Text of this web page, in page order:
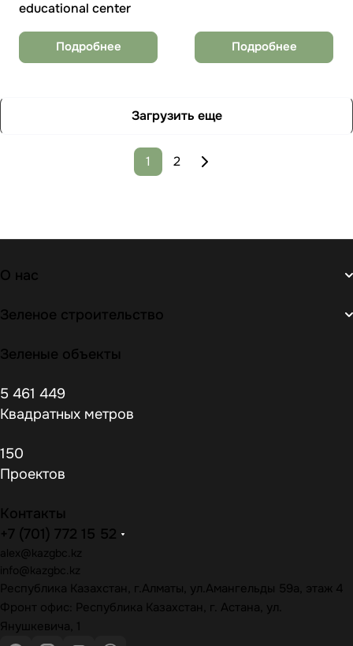
educational center
Подробнее Подробнее
Загрузить еще
1 2
О нас
Зеленое строительство
Зеленые объекты
5 461 449
Квадратных метров
150
Проектов
Контакты
+7 (701) 772 15 52
alex@kazgbc.kz
info@kazgbc.kz
Республика Казахстан, г.Алматы, ул.Амангельды 59а, этаж 4
Фронт офис: Республика Казахстан, г. Астана, ул.
Янушкевича, 1